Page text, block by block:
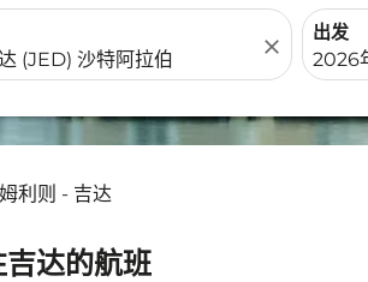
close
出发
fc-
2026
利则 - 吉达
达的航班
选条件。